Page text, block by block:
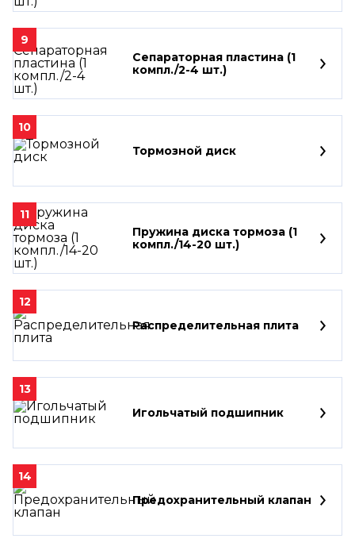
9
Сепараторная пластина (1
компл./2-4 шт.)
10
Тормозной диск
11
Пружина диска тормоза (1
компл./14-20 шт.)
12
Распределительная плита
13
Игольчатый подшипник
14
Предохранительный клапан